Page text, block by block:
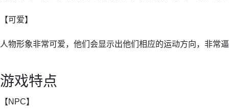
【可爱】
人物形象非常可爱，他们会显示出他们相应的运动方向，非常
游戏特点
【NPC】